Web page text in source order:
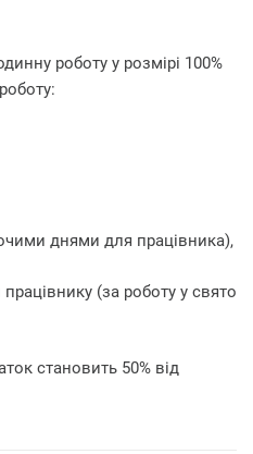
роботу у розмірі 100%
днями для працівника),
(за роботу у свято
становить 50% від